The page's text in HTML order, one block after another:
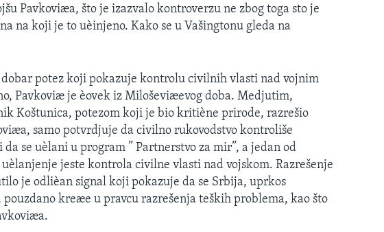
Pavkoviæa, što je izazvalo kontroverzu ne zbog toga sto je
na koji je to uèinjeno. Kako se u Vašingtonu gleda na
dobar potez koji pokazuje kontrolu civilnih vlasti nad vojnim
Pavkoviæ je èovek iz Miloševiæevog doba. Medjutim,
Koštunica, potezom koji je bio kritiène prirode, razrešio
samo potvrdjuje da civilno rukovodstvo kontroliše
se uèlani u program ” Partnerstvo za mir”, a jedan od
jeste kontrola civilne vlasti nad vojskom. Razrešenje
je odlièan signal koji pokazuje da se Srbija, uprkos
kreæe u pravcu razrešenja teških problema, kao što